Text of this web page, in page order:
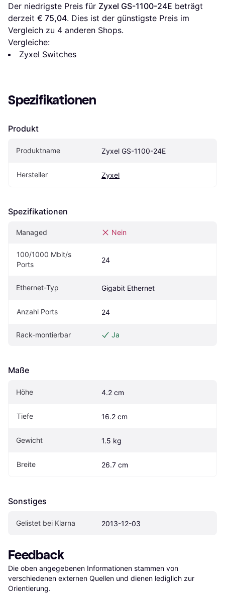
Der niedrigste Preis für Zyxel GS-1100-24E beträgt
derzeit € 75,04. Dies ist der günstigste Preis im
Vergleich zu 4 anderen Shops.
Vergleiche:
Zyxel Switches
Spezifikationen
Produkt
Produktname Zyxel GS-1100-24E
Hersteller Zyxel
Spezifikationen
Managed Nein
100/1000 Mbit/s
Ports
24
Ethernet-Typ Gigabit Ethernet
Anzahl Ports 24
Rack-montierbar Ja
Maße
Höhe 4.2 cm
Tiefe 16.2 cm
Gewicht 1.5 kg
Breite 26.7 cm
Sonstiges
Gelistet bei Klarna 2013-12-03
Feedback
Die oben angegebenen Informationen stammen von
verschiedenen externen Quellen und dienen lediglich zur
Orientierung.